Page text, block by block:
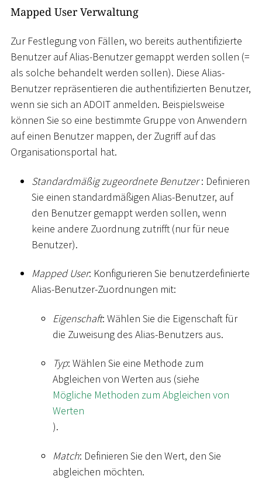
Mapped User Verwaltung
Zur Festlegung von Fällen, wo bereits authentifizierte
Benutzer auf Alias-Benutzer gemappt werden sollen (=
als solche behandelt werden sollen). Diese Alias-
Benutzer repräsentieren die authentifizierten Benutzer,
wenn sie sich an ADOIT anmelden. Beispielsweise
können Sie so eine bestimmte Gruppe von Anwendern
auf einen Benutzer mappen, der Zugriff auf das
Organisationsportal hat.
Standardmäßig zugeordnete Benutzer: Definieren
Sie einen standardmäßigen Alias-Benutzer, auf
den Benutzer gemappt werden sollen, wenn
keine andere Zuordnung zutrifft (nur für neue
Benutzer).
Mapped User: Konfigurieren Sie benutzerdefinierte
Alias-Benutzer-Zuordnungen mit:
Eigenschaft: Wählen Sie die Eigenschaft für
die Zuweisung des Alias-Benutzers aus.
Typ: Wählen Sie eine Methode zum
Abgleichen von Werten aus (siehe
Mögliche Methoden zum Abgleichen von
Werten
).
Match: Definieren Sie den Wert, den Sie
abgleichen möchten.